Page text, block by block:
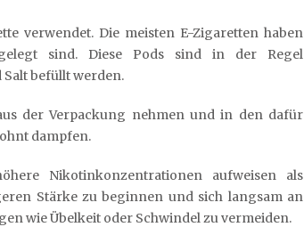
verwendet. Die meisten E-Zigaretten haben
sind. Diese Pods sind in der Regel
befüllt werden.
der Verpackung nehmen und in den dafür
dampfen.
Nikotinkonzentrationen aufweisen als
Stärke zu beginnen und sich langsam an
wie Übelkeit oder Schwindel zu vermeiden.